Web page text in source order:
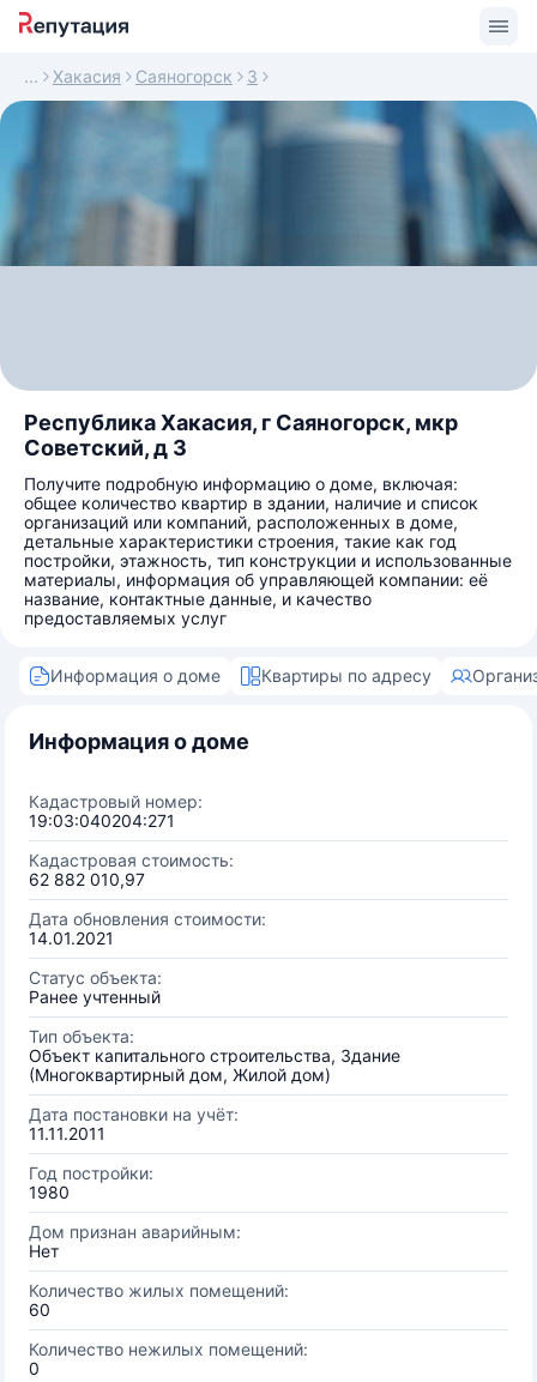
Хакасия Саяногорск 3
Республика Хакасия, г Саяногорск, мкр
Советский, д 3
Получите подробную информацию о доме, включая:
общее количество квартир в здании, наличие и список
организаций или компаний, расположенных в доме,
детальные характеристики строения, такие как год
постройки, этажность, тип конструкции и использованные
материалы, информация об управляющей компании: её
название, контактные данные, и качество
предоставляемых услуг
Информация о доме Квартиры по адресу
Информация о доме
Кадастровый номер:
19:03:040204:271
Кадастровая стоимость:
62 882 010,97
Дата обновления стоимости:
14.01.2021
Статус объекта:
Ранее учтенный
Тип объекта:
Объект капитального строительства, Здание
(Многоквартирный дом, Жилой дом)
Дата постановки на учёт:
11.11.2011
Год постройки:
1980
Дом признан аварийным:
Нет
Количество жилых помещений:
60
Количество нежилых помещений:
0